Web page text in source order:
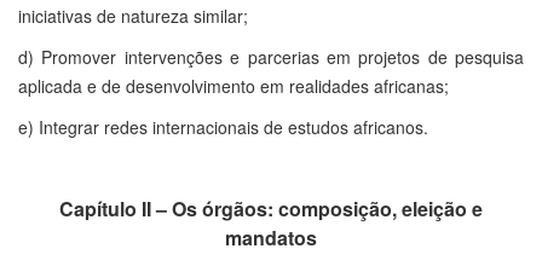
iniciativas de natureza similar;
d) Promover intervenções e parcerias em projetos de pesquisa
aplicada e de desenvolvimento em realidades africanas;
e) Integrar redes internacionais de estudos africanos.
Capítulo II – Os órgãos: composição, eleição e
mandatos